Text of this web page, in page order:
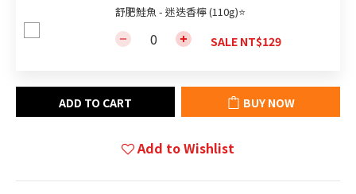
舒肥鮭魚 - 迷迭香檸 (110g)⭐
SALE NT$129
ADD TO CART BUY NOW
Add to Wishlist